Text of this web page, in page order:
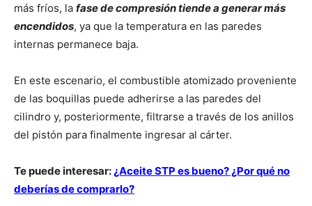
más fríos, la fase de compresión tiende a generar más
encendidos, ya que la temperatura en las paredes
internas permanece baja.
En este escenario, el combustible atomizado proveniente
de las boquillas puede adherirse a las paredes del
cilindro y, posteriormente, filtrarse a través de los anillos
del pistón para finalmente ingresar al cárter.
Te puede interesar:¿Aceite STP es bueno? ¿Por qué no
deberías de comprarlo?